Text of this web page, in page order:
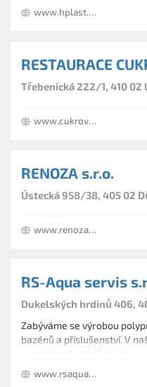
www.hplast.cz
RESTAURACE
Třebenická 222/1, 410 02
www.cukrovar.com
RENOZA s.r.o.
Ústecká 958/38, 405 02
www.renoza.cz
RS-Aqua servis
Dukelských hrdinů 406,
Zabýváme se výrobou
bazénů a příslušenství. V
zastřešení bazénů,
a čistírny odpadních vod.
www.rsaquaservis.cz